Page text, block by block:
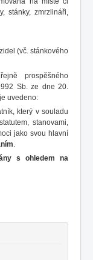
stánky, zmrzlináři,
(vč. stánkového
prospěšného
Sb. ze dne 20.
uvedeno:
který v souladu
stanovami,
jako svou hlavní
.
s ohledem na